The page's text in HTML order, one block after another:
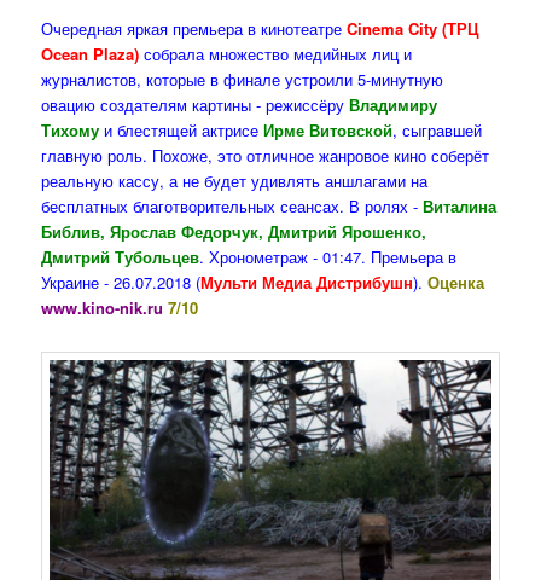
Очередная яркая премьера в кинотеатреCinema City (ТРЦ
Ocean Plaza) собрала множество медийных лиц и
журналистов, которые в финале устроили 5-минутную
овацию создателям картины - режиссёру Владимиру
Тихому и блестящей актрисеИрме Витовской, сыгравшей
главную роль. Похоже, это отличное жанровое кино соберёт
реальную кассу, а не будет удивлять аншлагами на
бесплатных благотворительных сеансах. В ролях -Виталина
Библив, Ярослав Федорчук, Дмитрий Ярошенко,
Дмитрий Тубольцев. Хронометраж - 01:47. Премьера в
Украине - 26.07.2018 (Мульти Медиа Дистрибушн). Оценка
www.kino-nik.ru 7/10